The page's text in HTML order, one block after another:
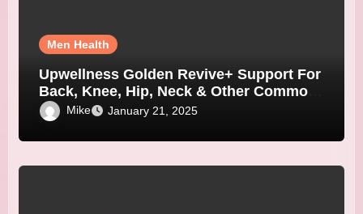
Men Health
Upwellness Golden Revive+ Support For
Back, Knee, Hip, Neck & Other Common
Joint Pain
Mike January 21, 2025